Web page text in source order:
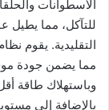
الأسطوانات
للتآكل، مما يطيل
التقليدية. يقوم
مما يضمن جودة